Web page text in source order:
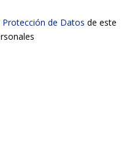
Protección de Datos de este